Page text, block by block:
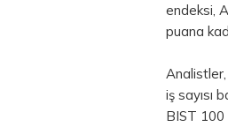
endeksi,
puana
Analistler,
iş sayısı
BIST 100